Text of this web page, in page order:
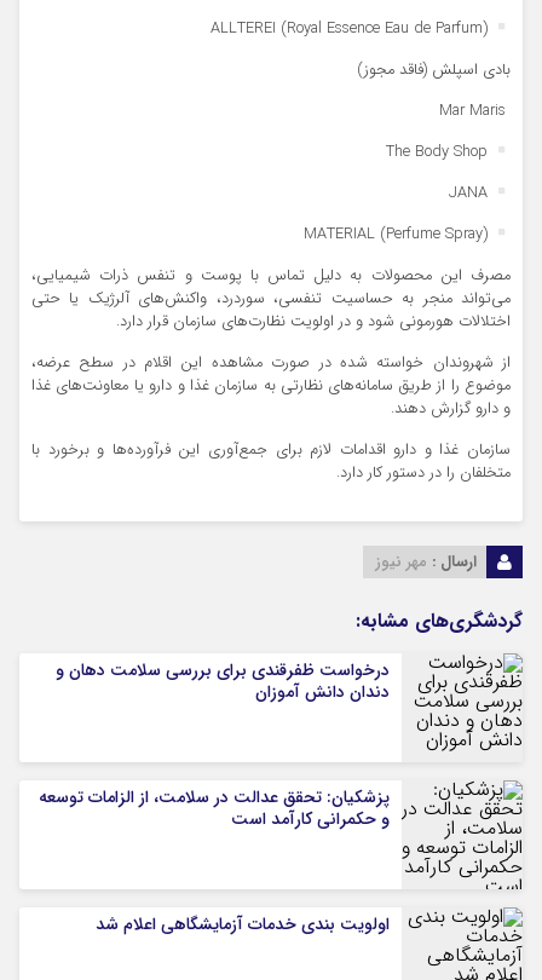
بادی اسپلش (فاقد مجوز)
مصرف این محصولات به دلیل تماس با پوست و تنفس ذرات شیمیایی،
می‌تواند منجر به حساسیت تنفسی، سوردرد، واکنش‌های آلرژیک یا حتی
اختلالات هورمونی شود و در اولویت نظارت‌های سازمان قرار دارد.
از شهروندان خواسته شده در صورت مشاهده این اقلام در سطح عرضه،
موضوع را از طریق سامانه‌های نظارتی به سازمان غذا و دارو یا معاونت‌های غذا
و دارو گزارش دهند.
سازمان غذا و دارو اقدامات لازم برای جمع‌آوری این فرآورده‌ها و برخورد با
متخلفان را در دستور کار دارد.
ارسال : مهر نیوز
گردشگری‌های مشابه:
درخواست ظفرقندی برای بررسی سلامت دهان و
دندان دانش آموزان
پزشکیان: تحقق عدالت در سلامت، از الزامات توسعه
و حکمرانی کارآمد است
اولویت بندی خدمات آزمایشگاهی اعلام شد